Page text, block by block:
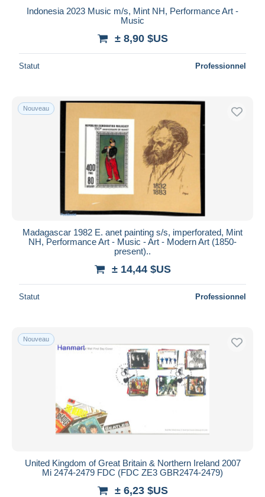
Indonesia 2023 Music m/s, Mint NH, Performance Art -
Music
± 8,90 $US
Statut Professionnel
Nouveau
Madagascar 1982 E. anet painting s/s, imperforated, Mint
NH, Performance Art - Music - Art - Modern Art (1850-
present)..
± 14,44 $US
Statut Professionnel
Nouveau
United Kingdom of Great Britain & Northern Ireland 2007
Mi 2474-2479 FDC (FDC ZE3 GBR2474-2479)
± 6,23 $US